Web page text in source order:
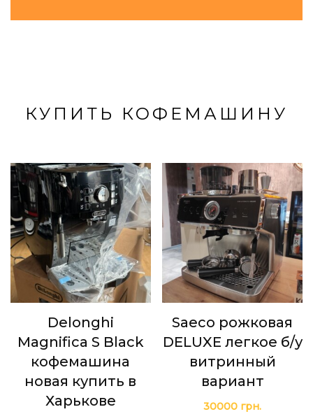
КУПИТЬ КОФЕМАШИНУ
Delonghi
Magnifica S Black
кофемашина
новая купить в
Харькове
Saeco рожковая
DELUXE легкое б/у
витринный
вариант
30000 грн.